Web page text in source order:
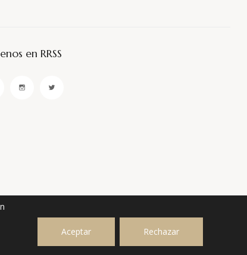
en RRSS
Aceptar Rechazar